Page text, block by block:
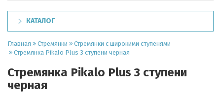
КАТАЛОГ
Главная Стремянки
Стремянки с широкими ступенями
Стремянка Pikalo Plus 3 ступени черная
Стремянка Pikalo Plus 3 ступени
черная